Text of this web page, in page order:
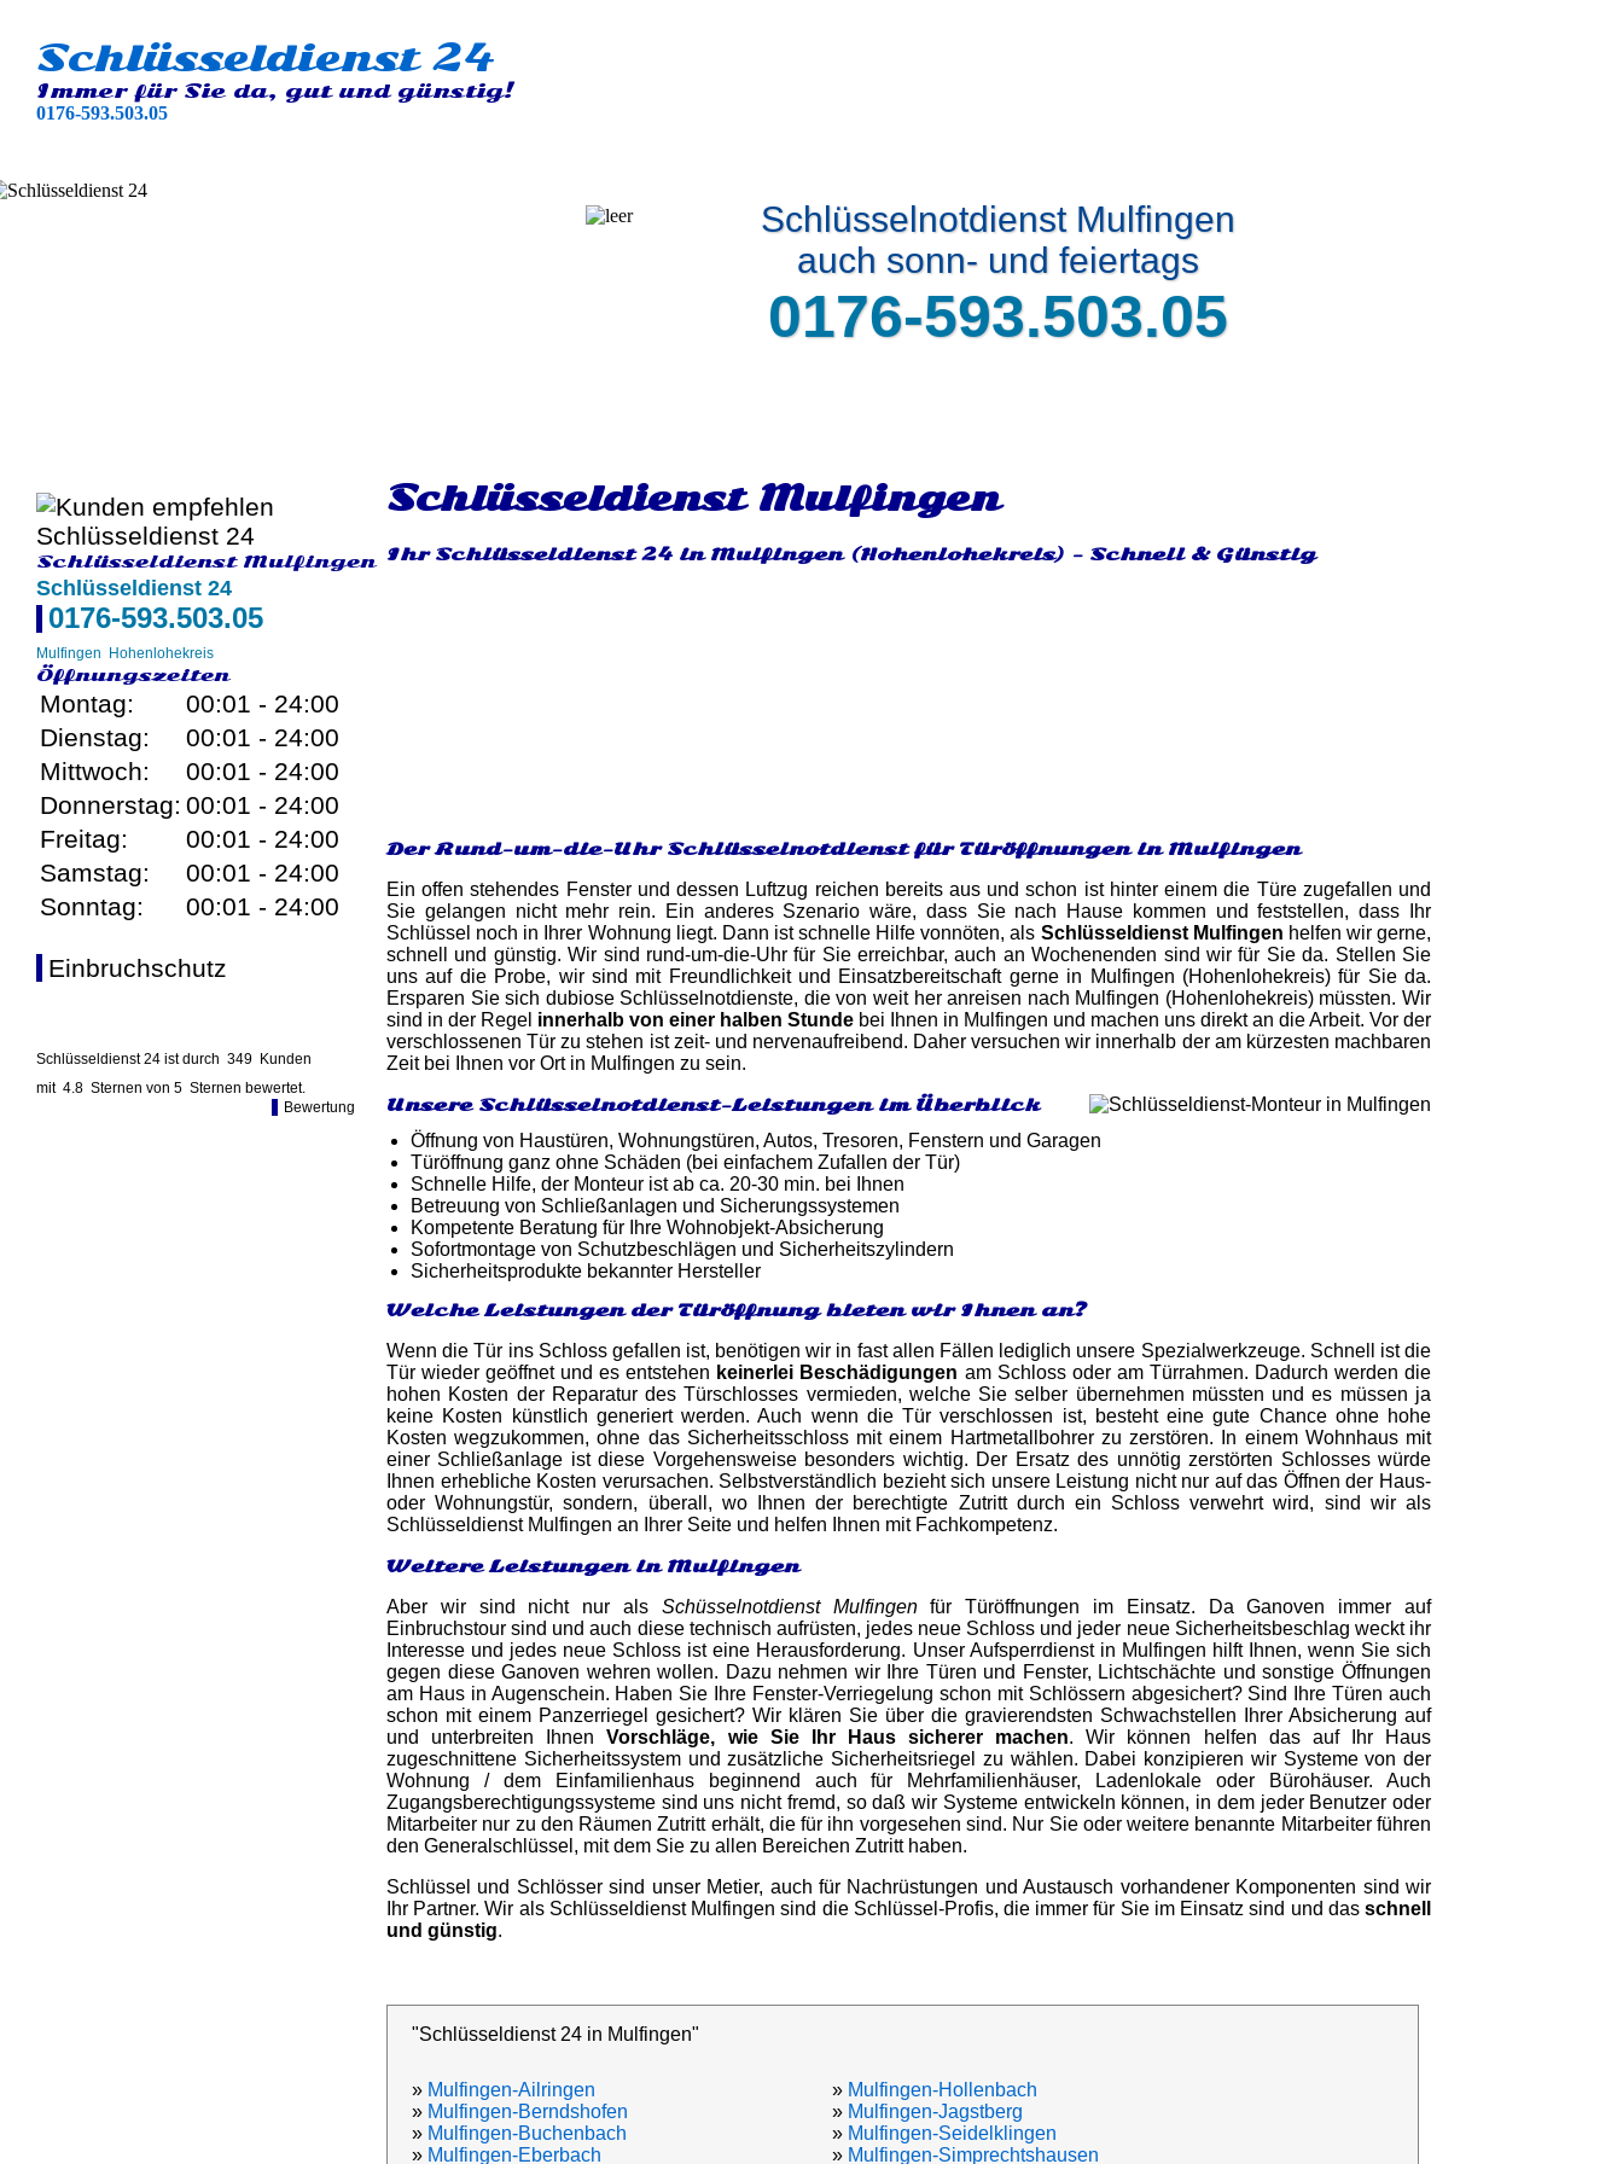
Schlüsseldienst 24
Immer für Sie da, gut und günstig!
0176-593.503.05
Schlüsselnotdienst Mulfingen
auch sonn- und feiertags
0176-593.503.05
Schlüsseldienst Mulfingen
Schlüsseldienst 24
0176-593.503.05
Mulfingen Hohenlohekreis
Öffnungszeiten
Montag:
00:01 - 24:00
Dienstag:
00:01 - 24:00
Mittwoch:
00:01 - 24:00
Donnerstag: 00:01 - 24:00
Freitag:
00:01 - 24:00
Samstag:
00:01 - 24:00
Sonntag:
00:01 - 24:00
Einbruchschutz
Schlüsseldienst 24 ist durch 349 Kunden
mit 4.8 Sternen von 5 Sternen bewertet.
Bewertung
Schlüsseldienst Mulfingen
Ihr Schlüsseldienst 24 in Mulfingen (Hohenlohekreis) - Schnell & Günstig
Der Rund-um-die-Uhr Schlüsselnotdienst für Türöffnungen in Mulfingen
Ein offen stehendes Fenster und dessen Luftzug reichen bereits aus und schon ist hinter einem die Türe zugefallen und
Sie gelangen nicht mehr rein. Ein anderes Szenario wäre, dass Sie nach Hause kommen und feststellen, dass Ihr
Schlüssel noch in Ihrer Wohnung liegt. Dann ist schnelle Hilfe vonnöten, als Schlüsseldienst Mulfingen helfen wir gerne,
schnell und günstig. Wir sind rund-um-die-Uhr für Sie erreichbar, auch an Wochenenden sind wir für Sie da. Stellen Sie
uns auf die Probe, wir sind mit Freundlichkeit und Einsatzbereitschaft gerne in Mulfingen (Hohenlohekreis) für Sie da.
Ersparen Sie sich dubiose Schlüsselnotdienste, die von weit her anreisen nach Mulfingen (Hohenlohekreis) müssten. Wir
sind in der Regel innerhalb von einer halben Stunde bei Ihnen in Mulfingen und machen uns direkt an die Arbeit. Vor der
verschlossenen Tür zu stehen ist zeit- und nervenaufreibend. Daher versuchen wir innerhalb der am kürzesten machbaren
Zeit bei Ihnen vor Ort in Mulfingen zu sein.
Unsere Schlüsselnotdienst-Leistungen im Überblick
Öffnung von Haustüren, Wohnungstüren, Autos, Tresoren, Fenstern und Garagen
Türöffnung ganz ohne Schäden (bei einfachem Zufallen der Tür)
Schnelle Hilfe, der Monteur ist ab ca. 20-30 min. bei Ihnen
Betreuung von Schließanlagen und Sicherungssystemen
Kompetente Beratung für Ihre Wohnobjekt-Absicherung
Sofortmontage von Schutzbeschlägen und Sicherheitszylindern
Sicherheitsprodukte bekannter Hersteller
Welche Leistungen der Türöffnung bieten wir Ihnen an?
Wenn die Tür ins Schloss gefallen ist, benötigen wir in fast allen Fällen lediglich unsere Spezialwerkzeuge. Schnell ist die
Tür wieder geöffnet und es entstehen keinerlei Beschädigungen am Schloss oder am Türrahmen. Dadurch werden die
hohen Kosten der Reparatur des Türschlosses vermieden, welche Sie selber übernehmen müssten und es müssen ja
keine Kosten künstlich generiert werden. Auch wenn die Tür verschlossen ist, besteht eine gute Chance ohne hohe
Kosten wegzukommen, ohne das Sicherheitsschloss mit einem Hartmetallbohrer zu zerstören. In einem Wohnhaus mit
einer Schließanlage ist diese Vorgehensweise besonders wichtig. Der Ersatz des unnötig zerstörten Schlosses würde
Ihnen erhebliche Kosten verursachen. Selbstverständlich bezieht sich unsere Leistung nicht nur auf das Öffnen der Haus-
oder Wohnungstür, sondern, überall, wo Ihnen der berechtigte Zutritt durch ein Schloss verwehrt wird, sind wir als
Schlüsseldienst Mulfingen an Ihrer Seite und helfen Ihnen mit Fachkompetenz.
Weitere Leistungen in Mulfingen
Aber wir sind nicht nur als Schüsselnotdienst Mulfingenfür Türöffnungen im Einsatz. Da Ganoven immer auf
Einbruchstour sind und auch diese technisch aufrüsten, jedes neue Schloss und jeder neue Sicherheitsbeschlag weckt ihr
Interesse und jedes neue Schloss ist eine Herausforderung. Unser Aufsperrdienst in Mulfingen hilft Ihnen, wenn Sie sich
gegen diese Ganoven wehren wollen. Dazu nehmen wir Ihre Türen und Fenster, Lichtschächte und sonstige Öffnungen
am Haus in Augenschein. Haben Sie Ihre Fenster-Verriegelung schon mit Schlössern abgesichert? Sind Ihre Türen auch
schon mit einem Panzerriegel gesichert? Wir klären Sie über die gravierendsten Schwachstellen Ihrer Absicherung auf
und unterbreiten IhnenVorschläge, wie Sie Ihr Haus sicherer machen. Wir können helfen das auf Ihr Haus
zugeschnittene Sicherheitssystem und zusätzliche Sicherheitsriegel zu wählen. Dabei konzipieren wir Systeme von der
Wohnung / dem Einfamilienhaus beginnend auch für Mehrfamilienhäuser, Ladenlokale oder Bürohäuser. Auch
Zugangsberechtigungssysteme sind uns nicht fremd, so daß wir Systeme entwickeln können, in dem jeder Benutzer oder
Mitarbeiter nur zu den Räumen Zutritt erhält, die für ihn vorgesehen sind. Nur Sie oder weitere benannte Mitarbeiter führen
den Generalschlüssel, mit dem Sie zu allen Bereichen Zutritt haben.
Schlüssel und Schlösser sind unser Metier, auch für Nachrüstungen und Austausch vorhandener Komponenten sind wir
Ihr Partner. Wir als Schlüsseldienst Mulfingen sind die Schlüssel-Profis, die immer für Sie im Einsatz sind und das schnell
und günstig.
"Schlüsseldienst 24 in Mulfingen"
» Mulfingen-Ailringen
» Mulfingen-Berndshofen
» Mulfingen-Buchenbach
» Mulfingen-Eberbach
» Mulfingen-Hollenbach
» Mulfingen-Jagstberg
» Mulfingen-Seidelklingen
» Mulfingen-Simprechtshausen